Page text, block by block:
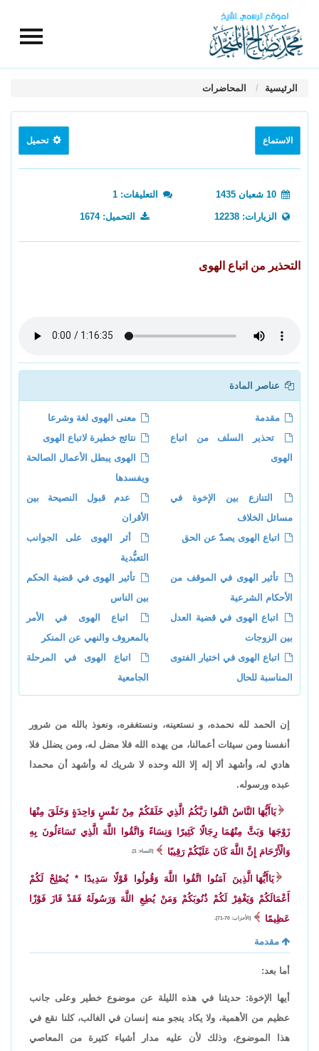
الرئيسية المحاضرات
الاستماع تحميل
التعليقات: 1
الزيارات: 12238 التحميل: 1674
التحذير من اتباع الهوى
عناصر المادة
مقدمة
معنى الهوى لغة وشرعا
تحذير السلف من اتباع
الهوى
نتائج خطيرة لاتباع الهوى
الهوى يبطل الأعمال الصالحة
ويفسدها
التنازع بين الإخوة في
مسائل الخلاف
عدم قبول النصيحة بين
الأقران
اتباع الهوى يصدّ عن الحق
أثر الهوى على الجوانب
التعبُّدية
تأثير الهوى في الموقف من
الأحكام الشرعية
تأثير الهوى في قضية الحكم
بين الناس
اتباع الهوى في قضية العدل
بين الزوجات
اتباع الهوى في الأمر
بالمعروف والنهي عن المنكر
اتباع الهوى في اختيار الفتوى
المناسبة للحال
اتباع الهوى في المرحلة
الجامعية
إن الحمد لله نحمده، و نستعينه، ونستغفره، ونعوذ بالله من شرور
أنفسنا ومن سيئات أعمالنا، من يهده الله فلا مضل له، ومن يضلل فلا
هادي له، وأشهد ألا إله إلا الله وحده لا شريك له وأشهد أن محمدا
عبده ورسوله.
يَاأَيُّهَا النَّاسُ اتَّقُوا رَبَّكُمُ الَّذِي خَلَقَكُمْ مِنْ نَفْسٍ وَاحِدَةٍ وَخَلَقَ مِنْهَا
زَوْجَهَا وَبَثَّ مِنْهُمَا رِجَالًا كَثِيرًا وَنِسَاءً وَاتَّقُوا اللَّهَ الَّذِي تَسَاءَلُونَ بِهِ
وَالْأَرْحَامَ إِنَّ اللَّهَ كَانَ عَلَيْكُمْ رَقِيبًا
[النساء: 1].
يَاأَيُّهَا الَّذِينَ آمَنُوا اتَّقُوا اللَّهَ وَقُولُوا قَوْلًا سَدِيدًا * يُصْلِحْ لَكُمْ
أَعْمَالَكُمْ وَيَغْفِرْ لَكُمْ ذُنُوبَكُمْ وَمَنْ يُطِعِ اللَّهَ وَرَسُولَهُ فَقَدْ فَازَ فَوْزًا
عَظِيمًا
[الأحزاب: 70-71].
مقدمة
أما بعد:
أيها الإخوة: حديثنا في هذه الليلة عن موضوع خطير وعلى جانب
عظيم من الأهمية، ولا يكاد ينجو منه إنسان في الغالب، كلنا نقع في
هذا الموضوع، وذلك لأن عليه مدار أشياء كثيرة من المعاصي